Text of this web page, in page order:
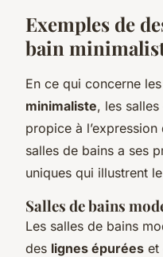
Exemples de
bain
En ce qui concerne les
minimaliste, les
propice à
salles de bains a ses
uniques qui illustrent
Salles de bains
Les salles de bains
des lignes épurées et